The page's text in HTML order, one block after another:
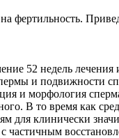
фертильность.
52 недель лечения
и подвижности
и морфология
В то время как
для клинически
частичным